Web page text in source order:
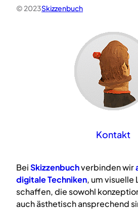
© 2023Skizzenbuch
Kontakt
BeiSkizzenbuchverbinden wir
digitaleTechniken, um visuelle
schaffen, die sowohl
auch ästhetisch ansprechend